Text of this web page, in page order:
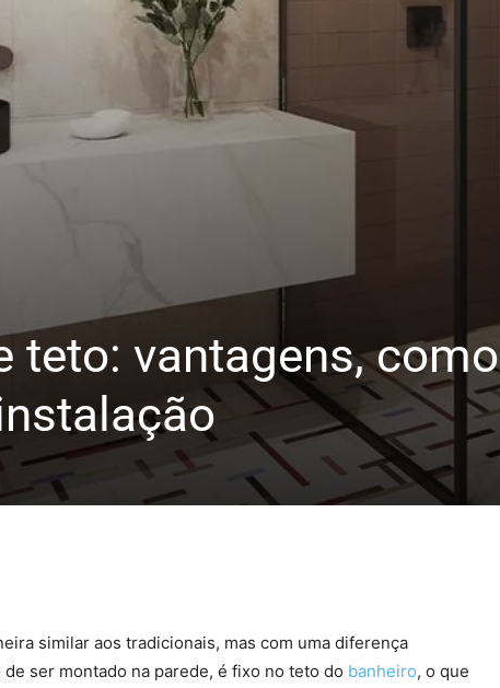
teto: vantagens, como
similar aos tradicionais, mas com uma diferença
ser montado na parede, é fixo no teto do banheiro, o que